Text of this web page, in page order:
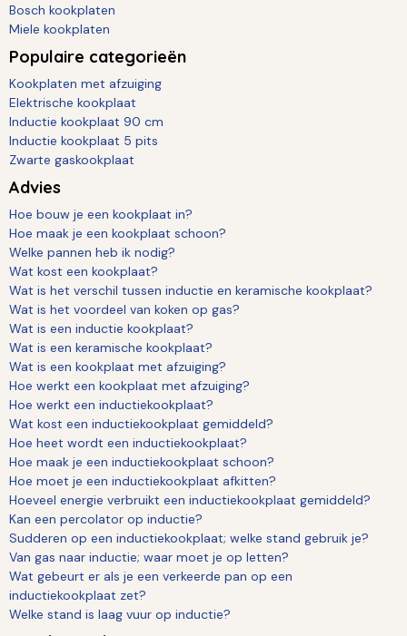
Bosch kookplaten
Miele kookplaten
Populaire categorieën
Kookplaten met afzuiging
Elektrische kookplaat
Inductie kookplaat 90 cm
Inductie kookplaat 5 pits
Zwarte gaskookplaat
Advies
Hoe bouw je een kookplaat in?
Hoe maak je een kookplaat schoon?
Welke pannen heb ik nodig?
Wat kost een kookplaat?
Wat is het verschil tussen inductie en keramische kookplaat?
Wat is het voordeel van koken op gas?
Wat is een inductie kookplaat?
Wat is een keramische kookplaat?
Wat is een kookplaat met afzuiging?
Hoe werkt een kookplaat met afzuiging?
Hoe werkt een inductiekookplaat?
Wat kost een inductiekookplaat gemiddeld?
Hoe heet wordt een inductiekookplaat?
Hoe maak je een inductiekookplaat schoon?
Hoe moet je een inductiekookplaat afkitten?
Hoeveel energie verbruikt een inductiekookplaat gemiddeld?
Kan een percolator op inductie?
Sudderen op een inductiekookplaat; welke stand gebruik je?
Van gas naar inductie; waar moet je op letten?
Wat gebeurt er als je een verkeerde pan op een
inductiekookplaat zet?
Welke stand is laag vuur op inductie?